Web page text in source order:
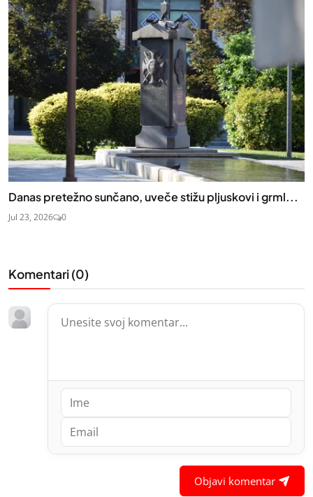
Danas pretežno sunčano, uveče stižu pljuskovi i grml...
Jul 23, 2026 0
Komentari (0)
Objavi komentar